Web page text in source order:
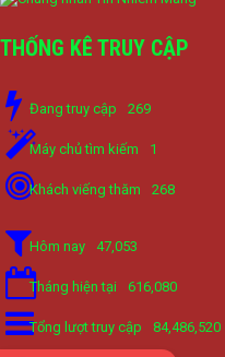
THỐNG KÊ TRUY CẬP
Đang truy cập 269
Máy chủ tìm kiếm 1
Khách viếng thăm 268
Hôm nay 47,053
Tháng hiện tại 616,080
Tổng lượt truy cập 84,486,520